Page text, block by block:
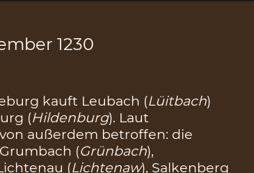
1230
kauft Leubach (Lüitbach)
(Hildenburg). Laut
außerdem betroffen: die
(Grünbach),
(Lichtenaw), Salkenberg